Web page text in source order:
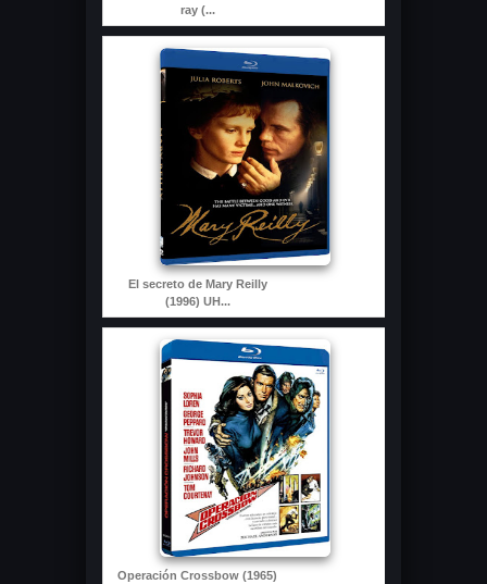
ray (...
El secreto de Mary Reilly
(1996) UH...
Operación Crossbow (1965)